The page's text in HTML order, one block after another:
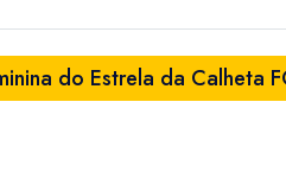
do Estrela da Calheta